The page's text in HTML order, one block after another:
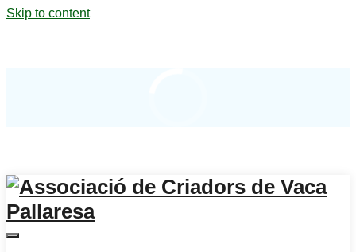
Skip to content